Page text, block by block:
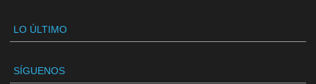
LO ÚLTIMO
SÍGUENOS